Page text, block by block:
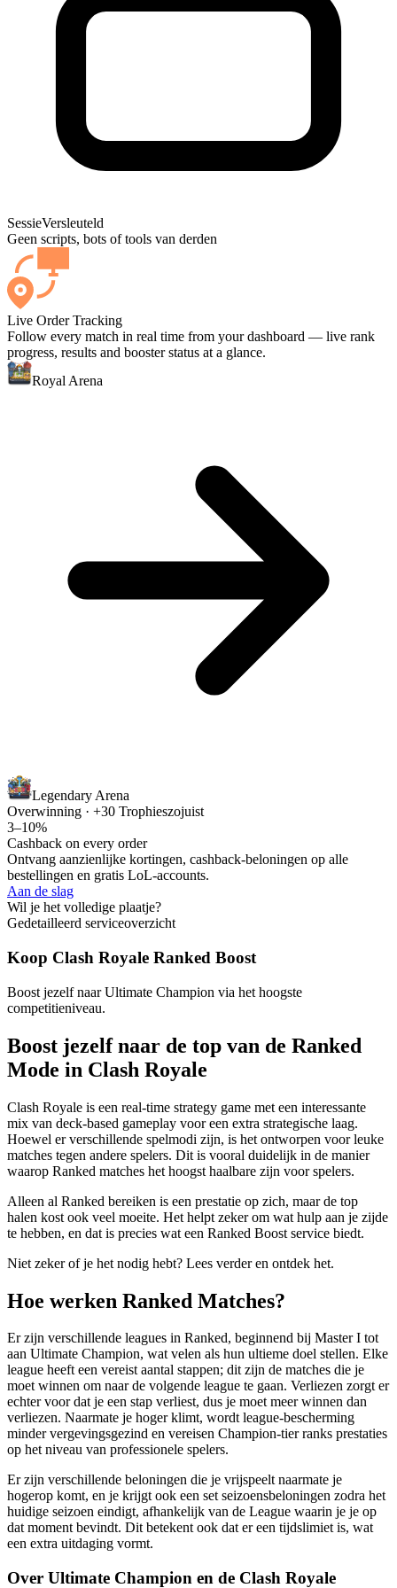
SessieVersleuteld
Geen scripts, bots of tools van derden
Live Order Tracking
Follow every match in real time from your dashboard — live rank
progress, results and booster status at a glance.
Royal Arena
Legendary Arena
Overwinning · +30 Trophieszojuist
3–10%
Cashback on every order
Ontvang aanzienlijke kortingen, cashback-beloningen op alle
bestellingen en gratis LoL-accounts.
Aan de slag
Wil je het volledige plaatje?
Gedetailleerd serviceoverzicht
Koop Clash Royale Ranked Boost
Boost jezelf naar Ultimate Champion via het hoogste
competitieniveau.
Boost jezelf naar de top van de Ranked
Mode in Clash Royale
Clash Royale is een real-time strategy game met een interessante
mix van deck-based gameplay voor een extra strategische laag.
Hoewel er verschillende spelmodi zijn, is het ontworpen voor leuke
matches tegen andere spelers. Dit is vooral duidelijk in de manier
waarop Ranked matches het hoogst haalbare zijn voor spelers.
Alleen al Ranked bereiken is een prestatie op zich, maar de top
halen kost ook veel moeite. Het helpt zeker om wat hulp aan je zijde
te hebben, en dat is precies wat een Ranked Boost service biedt.
Niet zeker of je het nodig hebt? Lees verder en ontdek het.
Hoe werken Ranked Matches?
Er zijn verschillende leagues in Ranked, beginnend bij Master I tot
aan Ultimate Champion, wat velen als hun ultieme doel stellen. Elke
league heeft een vereist aantal stappen; dit zijn de matches die je
moet winnen om naar de volgende league te gaan. Verliezen zorgt er
echter voor dat je een stap verliest, dus je moet meer winnen dan
verliezen. Naarmate je hoger klimt, wordt league-bescherming
minder vergevingsgezind en vereisen Champion-tier ranks prestaties
op het niveau van professionele spelers.
Er zijn verschillende beloningen die je vrijspeelt naarmate je
hogerop komt, en je krijgt ook een set seizoensbeloningen zodra het
huidige seizoen eindigt, afhankelijk van de League waarin je je op
dat moment bevindt. Dit betekent ook dat er een tijdslimiet is, wat
een extra uitdaging vormt.
Over Ultimate Champion en de Clash Royale